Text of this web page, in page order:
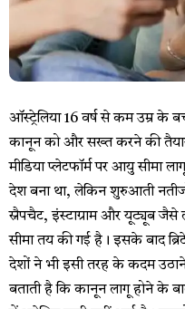
ऑस्ट्रेलिया 16 वर्ष से कम उम्र के
कानून को और सख्त करने की
मीडिया प्लेटफॉर्म पर आयु सीमा
देश बना था, लेकिन शुरुआती
स्नैपचैट, इंस्टाग्राम और यूट्यूब जैसे
सीमा तय की गई है। इसके बाद
देशों ने भी इसी तरह के कदम उठाने
बताती है कि कानून लागू होने के